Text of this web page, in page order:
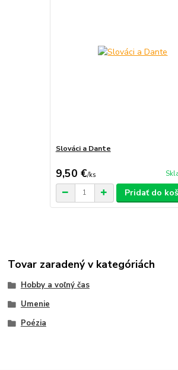
Slováci a Dante
9,50 €/ks
Pridať do
Tovar zaradený v kategóriách
Hobby a voľný čas
Umenie
Poézia